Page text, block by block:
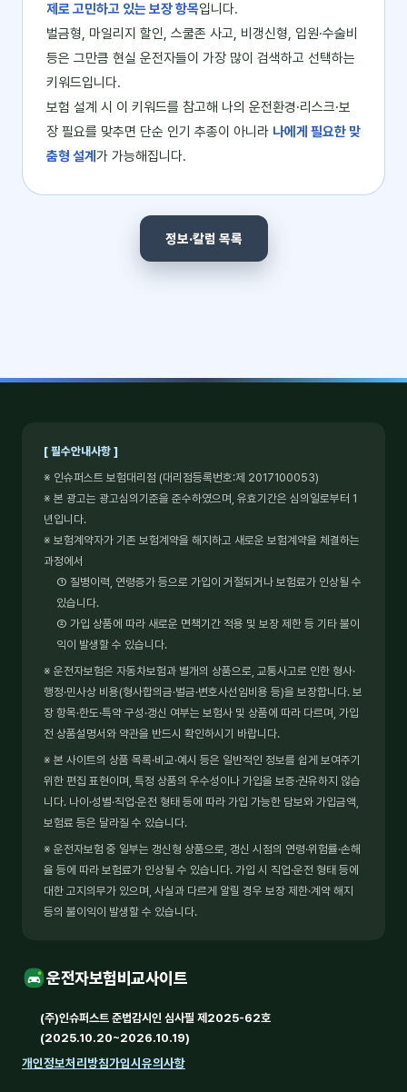
제로 고민하고 있는 보장 항목입니다.
벌금형, 마일리지 할인, 스쿨존 사고, 비갱신형, 입원·수술비
등은 그만큼 현실 운전자들이 가장 많이 검색하고 선택하는
키워드입니다.
보험 설계 시 이 키워드를 참고해 나의 운전환경·리스크·보
장 필요를 맞추면 단순 인기 추종이 아니라 나에게 필요한 맞
춤형 설계 가 가능해집니다.
정보·칼럼 목록
[ 필수안내사항 ]
※ 인슈퍼스트 보험대리점 (대리점등록번호:제 2017100053)
※ 본 광고는 광고심의기준을 준수하였으며, 유효기간은 심의일로부터 1
년입니다.
※ 보험계약자가 기존 보험계약을 해지하고 새로운 보험계약을 체결하는
과정에서
① 질병이력, 연령증가 등으로 가입이 거절되거나 보험료가 인상될 수
있습니다.
② 가입 상품에 따라 새로운 면책기간 적용 및 보장 제한 등 기타 불이
익이 발생할 수 있습니다.
※ 운전자보험은 자동차보험과 별개의 상품으로, 교통사고로 인한 형사·
행정·민사상 비용(형사합의금·벌금·변호사선임비용 등)을 보장합니다. 보
장 항목·한도·특약 구성·갱신 여부는 보험사 및 상품에 따라 다르며, 가입
전 상품설명서와 약관을 반드시 확인하시기 바랍니다.
※ 본 사이트의 상품 목록·비교·예시 등은 일반적인 정보를 쉽게 보여주기
위한 편집 표현이며, 특정 상품의 우수성이나 가입을 보증·권유하지 않습
니다. 나이·성별·직업·운전 형태 등에 따라 가입 가능한 담보와 가입금액,
보험료 등은 달라질 수 있습니다.
※ 운전자보험 중 일부는 갱신형 상품으로, 갱신 시점의 연령·위험률·손해
율 등에 따라 보험료가 인상될 수 있습니다. 가입 시 직업·운전 형태 등에
대한 고지의무가 있으며, 사실과 다르게 알릴 경우 보장 제한·계약 해지
등의 불이익이 발생할 수 있습니다.
운전자보험비교사이트
(주)인슈퍼스트 준법감시인 심사필 제2025-62호
(2025.10.20~2026.10.19)
개인정보처리방침가입시유의사항